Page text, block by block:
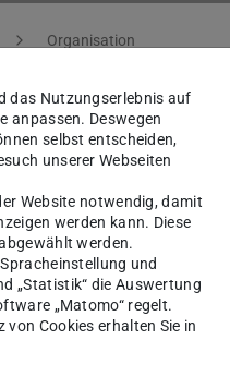
Organisation
Kultur und
das Nutzungserlebnis auf
anpassen. Deswegen
selbst entscheiden,
unserer Webseiten
Website notwendig, damit
werden kann. Diese
werden.
und
„Statistik“ die Auswertung
„Matomo“ regelt.
Cookies erhalten Sie in